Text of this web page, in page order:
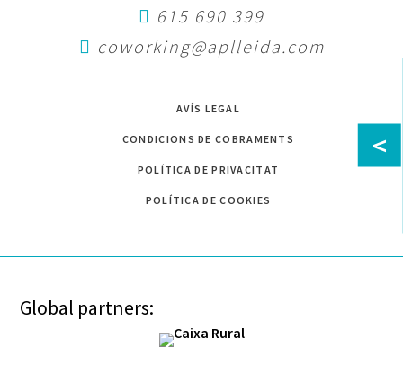
615 690 399
coworking@aplleida.com
AVÍS LEGAL
CONDICIONS DE COBRAMENTS
POLÍTICA DE PRIVACITAT
POLÍTICA DE COOKIES
Global partners:
<